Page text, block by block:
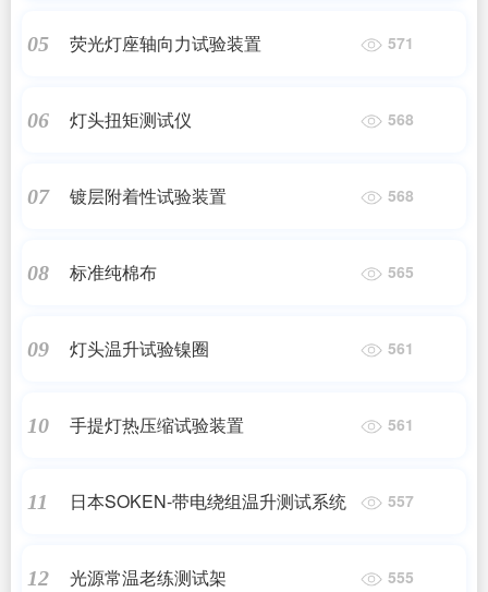
05 荧光灯座轴向力试验装置 571
06 灯头扭矩测试仪 568
07 镀层附着性试验装置 568
08 标准纯棉布 565
09 灯头温升试验镍圈 561
10 手提灯热压缩试验装置 561
11 日本SOKEN-带电绕组温升测试系统 557
12 光源常温老练测试架 555